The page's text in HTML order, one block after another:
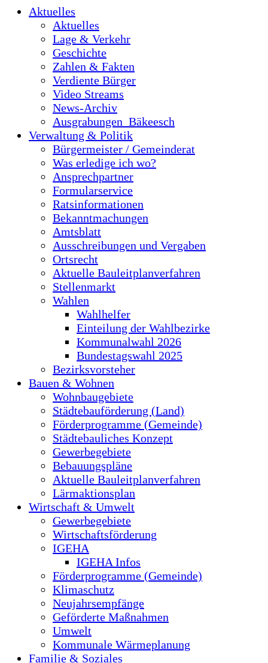
Aktuelles
Aktuelles
Lage & Verkehr
Geschichte
Zahlen & Fakten
Verdiente Bürger
Video Streams
News-Archiv
Ausgrabungen_Bäkeesch
Verwaltung & Politik
Bürgermeister / Gemeinderat
Was erledige ich wo?
Ansprechpartner
Formularservice
Ratsinformationen
Bekanntmachungen
Amtsblatt
Ausschreibungen und Vergaben
Ortsrecht
Aktuelle Bauleitplanverfahren
Stellenmarkt
Wahlen
Wahlhelfer
Einteilung der Wahlbezirke
Kommunalwahl 2026
Bundestagswahl 2025
Bezirksvorsteher
Bauen & Wohnen
Wohnbaugebiete
Städtebauförderung (Land)
Förderprogramme (Gemeinde)
Städtebauliches Konzept
Gewerbegebiete
Bebauungspläne
Aktuelle Bauleitplanverfahren
Lärmaktionsplan
Wirtschaft & Umwelt
Gewerbegebiete
Wirtschaftsförderung
IGEHA
IGEHA Infos
Förderprogramme (Gemeinde)
Klimaschutz
Neujahrsempfänge
Geförderte Maßnahmen
Umwelt
Kommunale Wärmeplanung
Familie & Soziales